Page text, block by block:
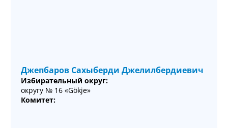
Джепбаров Сахыберди Джелилбердиевич
Избирательный округ:
округу № 16 «Gökje»
Комитет: